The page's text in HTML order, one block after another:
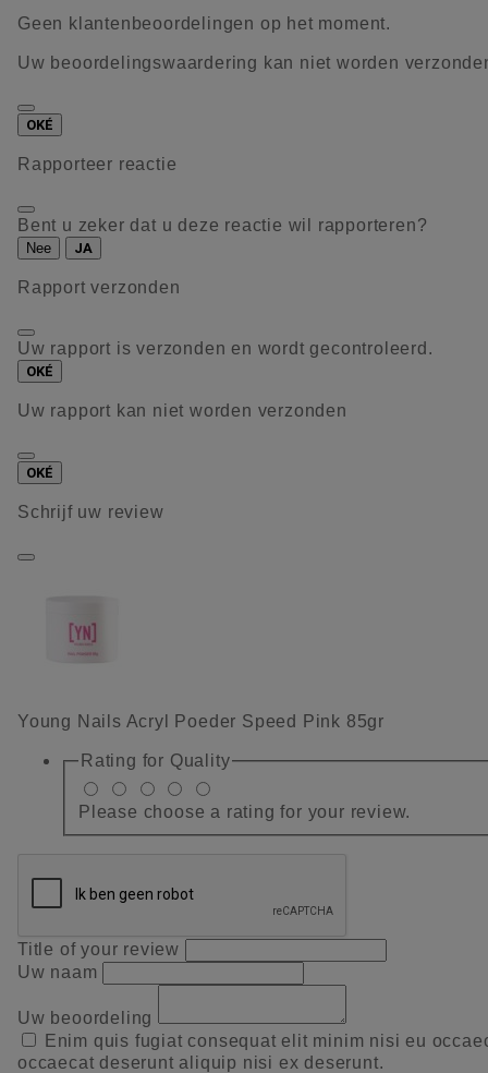
Geen klantenbeoordelingen op het moment.
Uw beoordelingswaardering kan niet worden
OKÉ
Rapporteer reactie
Bent u zeker dat u deze reactie wil rapporteren?
Nee JA
Rapport verzonden
Uw rapport is verzonden en wordt gecontroleerd.
OKÉ
Uw rapport kan niet worden verzonden
OKÉ
Schrijf uw review
Young Nails Acryl Poeder Speed Pink 85gr
Rating for Quality
Please choose a rating for your review.
Title of your review
Uw naam
Uw beoordeling
Enim quis fugiat consequat elit minim nisi eu
occaecat deserunt aliquip nisi ex deserunt.